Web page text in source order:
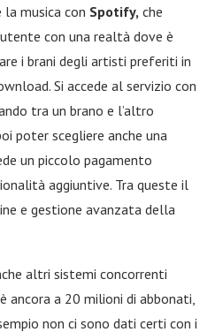
musica con Spotify, che
con una realtà dove è
i brani degli artisti preferiti in
Si accede al servizio con
tra un brano e l’altro
poter scegliere anche una
un piccolo pagamento
aggiuntive. Tra queste il
e gestione avanzata della
altri sistemi concorrenti
ancora a 20 milioni di abbonati,
non ci sono dati certi con i